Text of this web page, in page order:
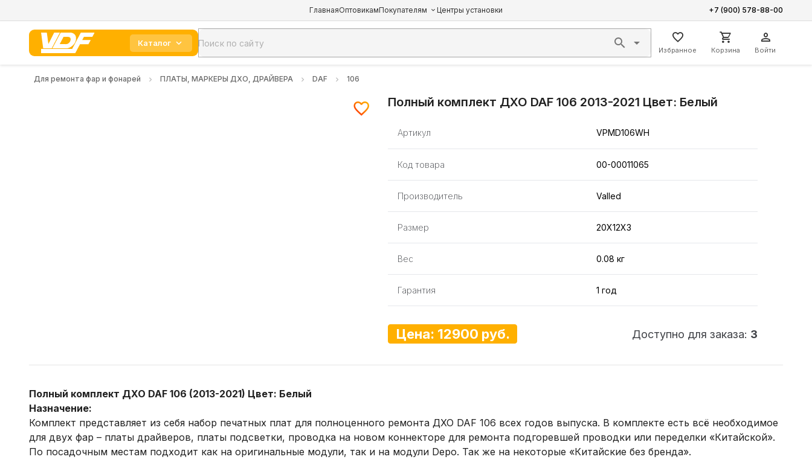
ГлавнаяОптовикамПокупателям Центры установки +7 (900) 578-88-00
Каталог
Избранное Корзина Войти
Для ремонта фар и фонарей ПЛАТЫ, МАРКЕРЫ ДХО, ДРАЙВЕРА DAF 106
Полный комплект ДХО DAF 106 2013-2021 Цвет: Белый
Артикул VPMD106WH
Код товара 00-00011065
Производитель Valled
Размер 20X12X3
Вес 0.08 кг
Гарантия 1 год
Цена: 12900 руб. Доступно для заказа: 3
Полный комплект ДХО DAF 106 (2013-2021) Цвет: Белый
Назначение:
Комплект представляет из себя набор печатных плат для полноценного ремонта ДХО DAF 106 всех годов выпуска. В комплекте есть всё необходимое
для двух фар – платы драйверов, платы подсветки, проводка на новом коннекторе для ремонта подгоревшей проводки или переделки «Китайской».
По посадочным местам подходит как на оригинальные модули, так и на модули Depo. Так же на некоторые «Китайские без бренда».